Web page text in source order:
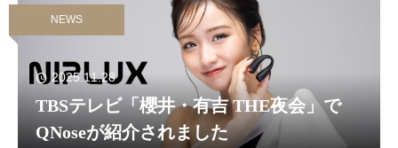
NEWS
2025.11.28
TBSテレビ「櫻井・有吉 THE夜会」で
QNoseが紹介されました